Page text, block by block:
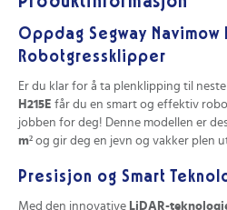
Oppdag Segway Navimow
Robotgressklipper
Er du klar for å ta plenklipping til neste
H215E får du en smart og effektiv
jobben for deg! Denne modellen er
m² og gir deg en jevn og vakker plen
Presisjon og Smart
Med den innovative LiDAR-